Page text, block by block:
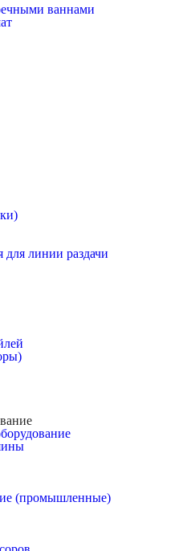
ваннами
для линии раздачи
(промышленные)